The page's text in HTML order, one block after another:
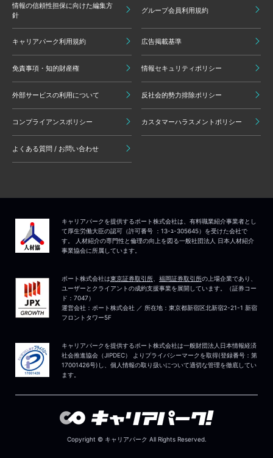
情報の信頼性担保に向けた編集方
針
グループ会員利用規約
キャリアパーク利用規約 広告掲載基準
免責事項・知的財産権 情報セキュリティポリシー
外部サービスの利用について 反社会的勢力排除ポリシー
コンプライアンスポリシー カスタマーハラスメントポリシー
よくある質問 / お問い合わせ